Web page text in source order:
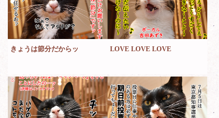
きょうは節分だからッ LOVE LOVE LOVE